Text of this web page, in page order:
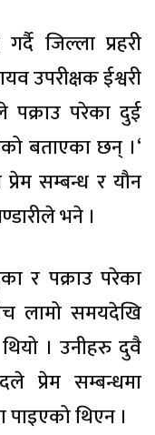
जिल्ला प्रहरी
उपरीक्षक ईश्वरी
पक्राउ परेका दुई
बताएका छन् ।‘
सम्बन्ध र यौन
भने ।
र पक्राउ परेका
लामो समयदेखि
। उनीहरु दुवै
प्रेम सम्बन्धमा
थिएन ।